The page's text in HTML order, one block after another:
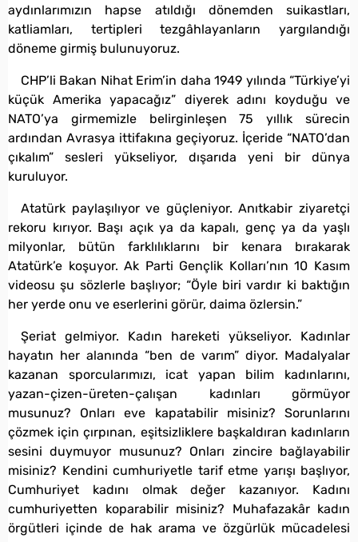
aydınlarımızın hapse atıldığı dönemden suikastları,
katliamları, tertipleri tezgâhlayanların yargılandığı
döneme girmiş bulunuyoruz.
CHP’li Bakan Nihat Erim’in daha 1949 yılında “Türkiye’yi
küçük Amerika yapacağız” diyerek adını koyduğu ve
NATO’ya girmemizle belirginleşen 75 yıllık sürecin
ardından Avrasya ittifakına geçiyoruz. İçeride “NATO’dan
çıkalım” sesleri yükseliyor, dışarıda yeni bir dünya
kuruluyor.
Atatürk paylaşılıyor ve güçleniyor. Anıtkabir ziyaretçi
rekoru kırıyor. Başı açık ya da kapalı, genç ya da yaşlı
milyonlar, bütün farklılıklarını bir kenara bırakarak
Atatürk’e koşuyor. Ak Parti Gençlik Kolları’nın 10 Kasım
videosu şu sözlerle başlıyor; “Öyle biri vardır ki baktığın
her yerde onu ve eserlerini görür, daima özlersin.”
Şeriat gelmiyor. Kadın hareketi yükseliyor. Kadınlar
hayatın her alanında “ben de varım” diyor. Madalyalar
kazanan sporcularımızı, icat yapan bilim kadınlarını,
yazan-çizen-üreten-çalışan kadınları görmüyor
musunuz? Onları eve kapatabilir misiniz? Sorunlarını
çözmek için çırpınan, eşitsizliklere başkaldıran kadınların
sesini duymuyor musunuz? Onları zincire bağlayabilir
misiniz? Kendini cumhuriyetle tarif etme yarışı başlıyor,
Cumhuriyet kadını olmak değer kazanıyor. Kadını
cumhuriyetten koparabilir misiniz? Muhafazakâr kadın
örgütleri içinde de hak arama ve özgürlük mücadelesi